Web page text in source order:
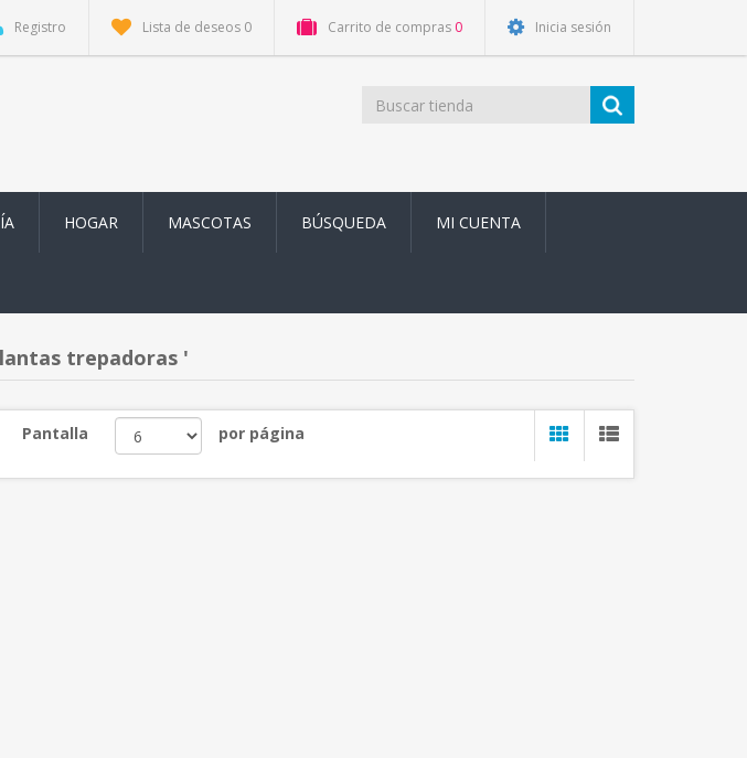
Registro Lista de deseos 0 Carrito de compras 0 Inicia sesión
HOGAR MASCOTAS BÚSQUEDA MI CUENTA
trepadoras '
Pantalla por página